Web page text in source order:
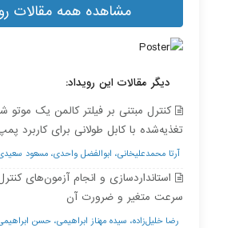
مشاهده همه مقالات
دیگر مقالات این رویداد:
کنترل مبتنی بر فیلتر کالمن یک موتو
تغذیه‌شده با کابل طولانی برای کاربرد
آرتا محمدعلیخانی، ابوالفضل واحدی، مسعود
استانداردسازی و انجام آزمون‌های
سرعت متغیر و ضرورت آن
رضا خلیل‌زاده، سیده مهناز ابراهیمی، حسن